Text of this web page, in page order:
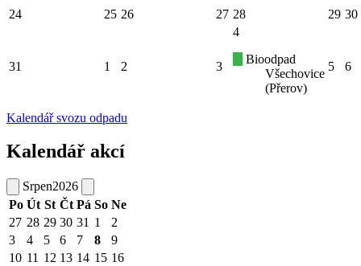
24 25 26 27 28 29 30
31 1 2 3
4
Bioodpad
Všechovice
(Přerov)
5 6
Kalendář svozu odpadu
Kalendář akcí
Srpen2026
Po Út St Čt Pá So Ne
27 28 29 30 31 1
2
3
4 5 6 7 8
9
10 11 12 13 14 15 16